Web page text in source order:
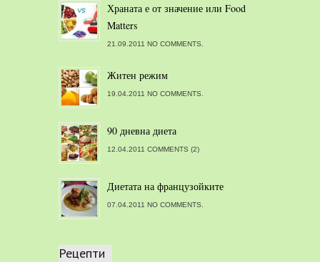
Храната е от значение или Food
Matters
21.09.2011 NO COMMENTS.
Житен режим
19.04.2011 NO COMMENTS.
90 дневна диета
12.04.2011 COMMENTS (2)
Диетата на французойките
07.04.2011 NO COMMENTS.
Рецепти